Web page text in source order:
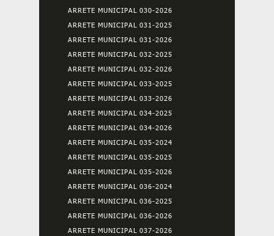
ARRETE MUNICIPAL 030-2026
ARRETE MUNICIPAL 031-2025
ARRETE MUNICIPAL 031-2026
ARRETE MUNICIPAL 032-2025
ARRETE MUNICIPAL 032-2026
ARRETE MUNICIPAL 033-2025
ARRETE MUNICIPAL 033-2026
ARRETE MUNICIPAL 034-2025
ARRETE MUNICIPAL 034-2026
ARRETE MUNICIPAL 035-2024
ARRETE MUNICIPAL 035-2025
ARRETE MUNICIPAL 035-2026
ARRETE MUNICIPAL 036-2024
ARRETE MUNICIPAL 036-2025
ARRETE MUNICIPAL 036-2026
ARRETE MUNICIPAL 037-2026